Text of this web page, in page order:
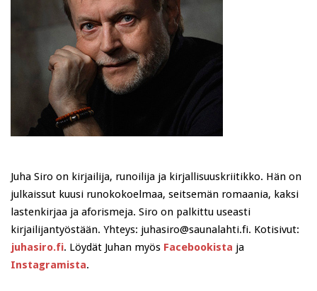
Juha Siro on kirjailija, runoilija ja kirjallisuuskriitikko. Hän on
julkaissut kuusi runokokoelmaa, seitsemän romaania, kaksi
lastenkirjaa ja aforismeja. Siro on palkittu useasti
kirjailijantyöstään. Yhteys: juhasiro@saunalahti.fi. Kotisivut:
juhasiro.fi. Löydät Juhan myös Facebookista ja
Instagramista.